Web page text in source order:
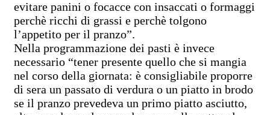
evitare panini o focacce con insaccati o formaggi
perchè ricchi di grassi e perchè tolgono
l’appetito per il pranzo”.
Nella programmazione dei pasti è invece
necessario “tener presente quello che si mangia
nel corso della giornata: è consigliabile proporre
di sera un passato di verdura o un piatto in brodo
se il pranzo prevedeva un primo piatto asciutto,